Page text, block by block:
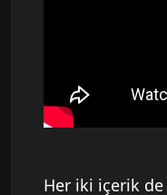
Her iki içerik de